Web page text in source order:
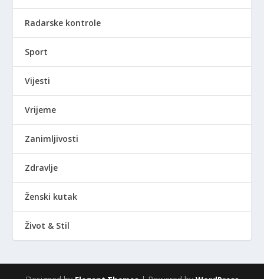
Radarske kontrole
Sport
Vijesti
Vrijeme
Zanimljivosti
Zdravlje
Ženski kutak
Život & Stil